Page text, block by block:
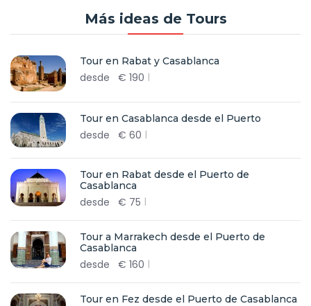
Más ideas de Tours
Tour en Rabat y Casablanca
desde € 190
Tour en Casablanca desde el Puerto
desde € 60
Tour en Rabat desde el Puerto de
Casablanca
desde € 75
Tour a Marrakech desde el Puerto de
Casablanca
desde € 160
Tour en Fez desde el Puerto de Casablanca